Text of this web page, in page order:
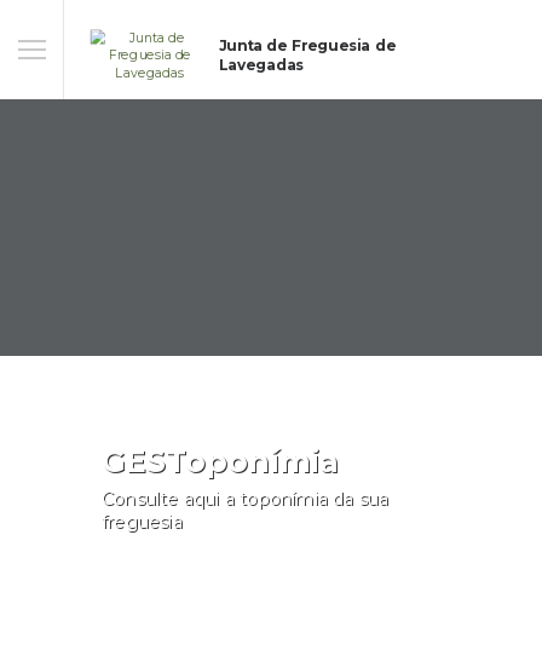
Junta de Freguesia de
Lavegadas
GESToponímia
Consulte aqui a toponímia da sua
freguesia